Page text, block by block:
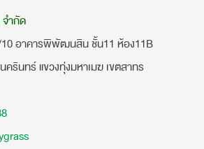
ำกัด
อาคารพิพัฒนสิน ชั้น11 ห้อง11B
รินทร์ แขวงทุ่งมหาเมฆ เขตสาทร